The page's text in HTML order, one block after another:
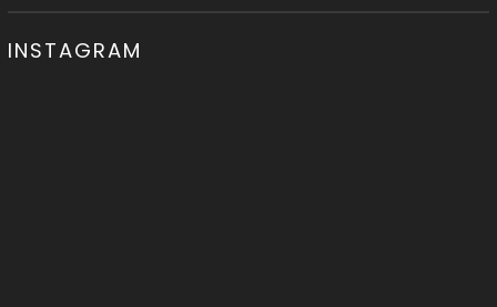
INSTAGRAM